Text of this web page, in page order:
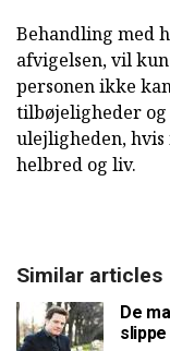
Behandling med
afvigelsen, vil
personen ikke
tilbøjeligheder
ulejligheden,
helbred og liv.
Similar articles
De